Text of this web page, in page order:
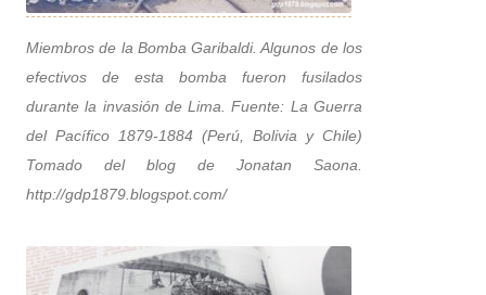
Miembros de la Bomba Garibaldi. Algunos de los
efectivos de esta bomba fueron fusilados
durante la invasión de Lima. Fuente: La Guerra
del Pacífico 1879-1884 (Perú, Bolivia y Chile)
Tomado del blog de Jonatan Saona.
http://gdp1879.blogspot.com/